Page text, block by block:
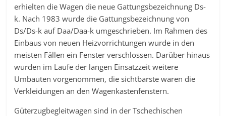
erhielten die Wagen die neue Gattungsbezeichnung Ds-
k. Nach 1983 wurde die Gattungsbezeichnung von
Ds/Ds-k auf Daa/Daa-k umgeschrieben. Im Rahmen des
Einbaus von neuen Heizvorrichtungen wurde in den
meisten Fällen ein Fenster verschlossen. Darüber hinaus
wurden im Laufe der langen Einsatzzeit weitere
Umbauten vorgenommen, die sichtbarste waren die
Verkleidungen an den Wagenkastenfenstern.
Güterzugbegleitwagen sind in der Tschechischen